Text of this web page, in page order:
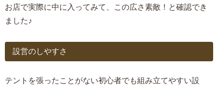
お店で実際に中に入ってみて、この広さ素敵！と確認でき
ました♪
設営のしやすさ
テントを張ったことがない初心者でも組み立てやすい設